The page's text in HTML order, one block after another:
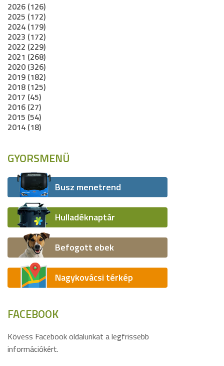
2026 (126)
2025 (172)
2024 (179)
2023 (172)
2022 (229)
2021 (268)
2020 (326)
2019 (182)
2018 (125)
2017 (45)
2016 (27)
2015 (54)
2014 (18)
GYORSMENÜ
Busz menetrend
Hulladéknaptár
Befogott ebek
Nagykovácsi térkép
FACEBOOK
Kövess Facebook oldalunkat a legfrissebb
információkért.